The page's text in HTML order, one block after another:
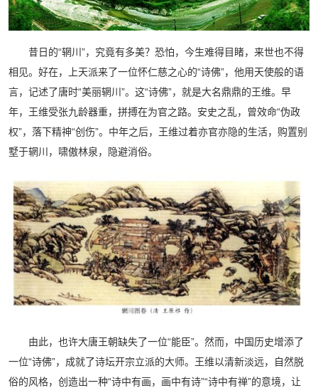
昔日的“辋川”，究竟有多美？恐怕，今生难得目睹，来世也不得
相见。好在，上天派来了一位怀仁慈之心的“诗佛”，他用天使般的语
言，记述了唐时“美丽辋川”。这“诗佛”，就是大名鼎鼎的王维。早
年，王维受张九龄器重，拼搏在为官之路。安史之乱，曾效命“伪政
权”，落下精神“创伤”。中年之后，王维过着亦官亦隐的生活，购置别
墅于辋川，啸傲林泉，隐避消俗。
由此，也许大唐王朝缺失了一位“能臣”。然而，中国历史增添了
一位“诗佛”，成就了诗坛开宗立派的大师。王维以清新淡远，自然脱
俗的风格，创造出一种“诗中有画，画中有诗”“诗中有禅”的意境，让